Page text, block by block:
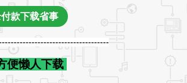
款下载省事
便懒人下载